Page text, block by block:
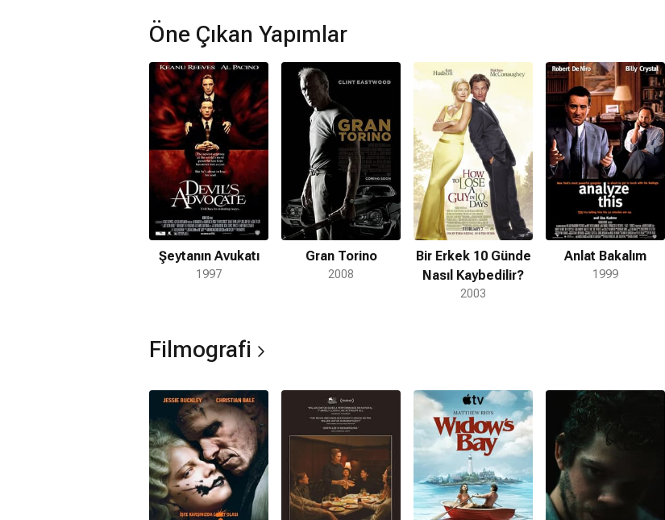
Sinema perdesinde geniş bir filmografiye sahip olan William Hill; Striptiz, Ufak
Sahtekarlıklar, Rescuing Desire ve Şirket Adamları gibi projelerde karakterlerine hayat verdi.
Anlat Bakalım, Eileen, Ortak ve Maestro filmlerindeki performanslarıyla dikkat çeken oyuncu,
ayrıca Tanıdığım İnsanlar ve Tiger Lily Road gibi yapımlarda da izleyici karşısına çıktı. Hem
tiyatro kökenli sağlam temeli hem de beyaz perdedeki istikrarlı çalışmalarıyla tanınan Hill,
kariyerini New York ve çevresindeki sanat çevresinde şekillendirmeye devam etmektedir.
Öne Çıkan Yapımlar
Şeytanın Avukatı
1997
Gran Torino
2008
Bir Erkek 10 Günde
Nasıl Kaybedilir?
2003
Anlat Bakalım
1999
Filmografi